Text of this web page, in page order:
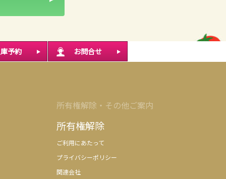
予約 お問合せ
所有権解除・その他ご案内
所有権解除
ご利用にあたって
プライバシーポリシー
関連会社